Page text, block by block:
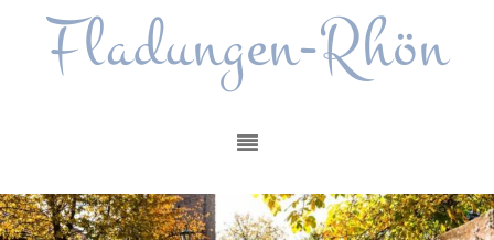
Fladungen-Rhön